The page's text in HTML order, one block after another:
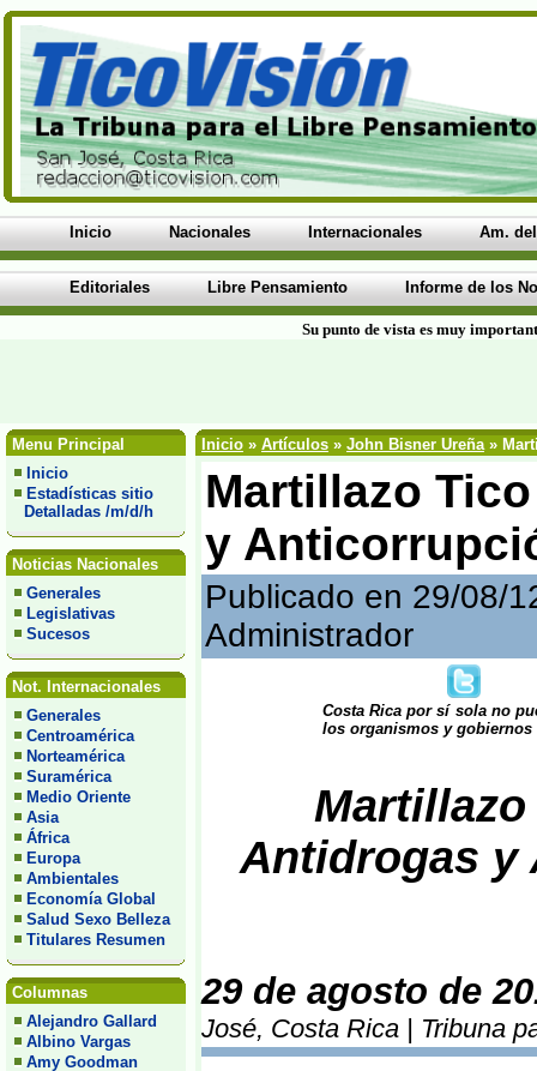
Inicio Nacionales Internacionales Am.
Editoriales Libre Pensamiento Informe de los
Su punto de vista es muy
Menu Principal
Inicio
Estadísticas sitio
Detalladas /m/d/h
Noticias Nacionales
Generales
Legislativas
Sucesos
Not. Internacionales
Generales
Centroamérica
Norteamérica
Suramérica
Medio Oriente
Asia
África
Europa
Ambientales
Economía Global
Salud Sexo Belleza
Titulares Resumen
Columnas
Alejandro Gallard
Albino Vargas
Amy Goodman
Inicio » Artículos » John Bisner Ureña»
Martillazo
y
Publicado en 29/08/
Administrador
Costa Rica por sí sola no
los organismos y gobiernos
Antidrogas y
29 de agosto de
José, Costa Rica | Tribuna